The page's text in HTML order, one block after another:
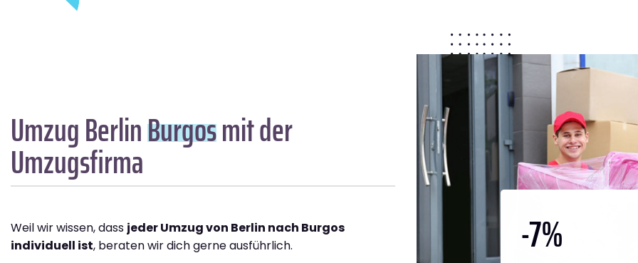
Umzug BerlinBurgosmit der
Umzugsfirma
Weil wir wissen, dass jeder Umzug von Berlin nach Burgos
individuell ist, beraten wir dich gerne ausführlich.
-7%